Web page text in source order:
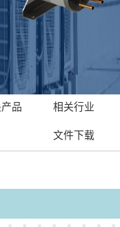
品 相关行业
文件下载